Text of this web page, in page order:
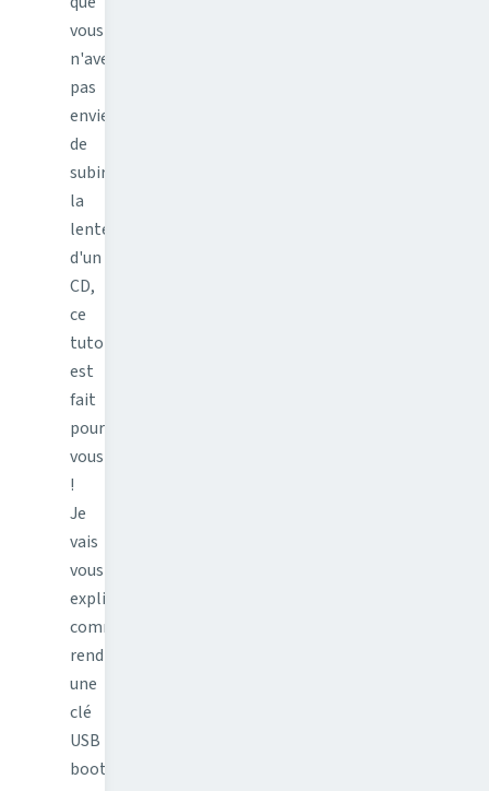
vous
n'avez
pas
envie
de
subir
la
lenteur
d'un
CD,
ce
tutoriel
est
fait
pour
vous
!
Je
vais
vous
expliquer
comment
rendre
une
clé
USB
bootable